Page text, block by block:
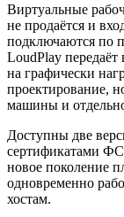
Виртуальные
не продаётся и
подключаются по
LoudPlay
на графически
проектирование,
машины и
Доступны две
сертификатами
новое поколение
одновременно
хостам.